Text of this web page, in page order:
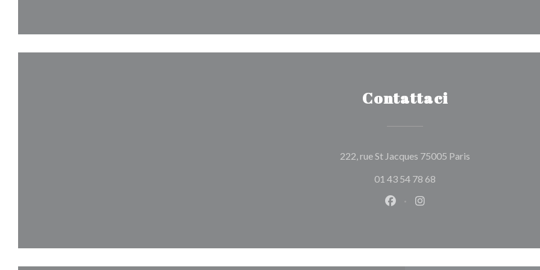
Contattaci
222, rue St Jacques 75005 Paris
01 43 54 78 68
Facebook ((apre una nuova
Instagram ((apre una